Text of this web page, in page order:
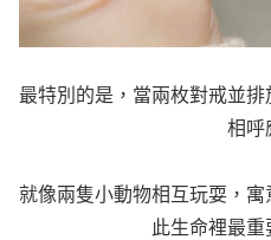
最特別的是，當兩枚對戒並
相呼
就像兩隻小動物相互玩耍，
此生命裡最重